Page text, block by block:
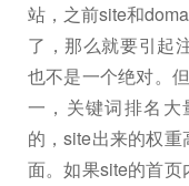
站，之前site和
了，那么就要引起
也不是一个绝对。
一，关键词排名大
的，site出来的权
面。如果site的首